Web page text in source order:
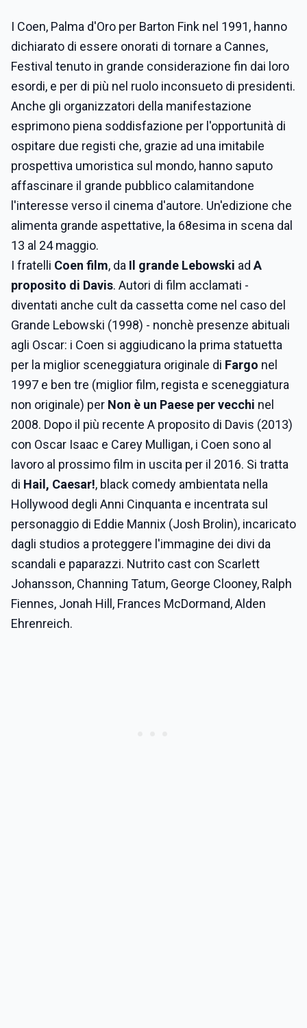
I Coen, Palma d'Oro per Barton Fink nel 1991, hanno
dichiarato di essere onorati di tornare a Cannes,
Festival tenuto in grande considerazione fin dai loro
esordi, e per di più nel ruolo inconsueto di presidenti.
Anche gli organizzatori della manifestazione
esprimono piena soddisfazione per l'opportunità di
ospitare due registi che, grazie ad una imitabile
prospettiva umoristica sul mondo, hanno saputo
affascinare il grande pubblico calamitandone
l'interesse verso il cinema d'autore. Un'edizione che
alimenta grande aspettative, la 68esima in scena dal
13 al 24 maggio.
I fratelli Coen film, da Il grande Lebowski ad A
proposito di Davis. Autori di film acclamati -
diventati anche cult da cassetta come nel caso del
Grande Lebowski (1998) - nonchè presenze abituali
agli Oscar: i Coen si aggiudicano la prima statuetta
per la miglior sceneggiatura originale di Fargo nel
1997 e ben tre (miglior film, regista e sceneggiatura
non originale) per Non è un Paese per vecchi nel
2008. Dopo il più recente A proposito di Davis (2013)
con Oscar Isaac e Carey Mulligan, i Coen sono al
lavoro al prossimo film in uscita per il 2016. Si tratta
di Hail, Caesar!, black comedy ambientata nella
Hollywood degli Anni Cinquanta e incentrata sul
personaggio di Eddie Mannix (Josh Brolin), incaricato
dagli studios a proteggere l'immagine dei divi da
scandali e paparazzi. Nutrito cast con Scarlett
Johansson, Channing Tatum, George Clooney, Ralph
Fiennes, Jonah Hill, Frances McDormand, Alden
Ehrenreich.